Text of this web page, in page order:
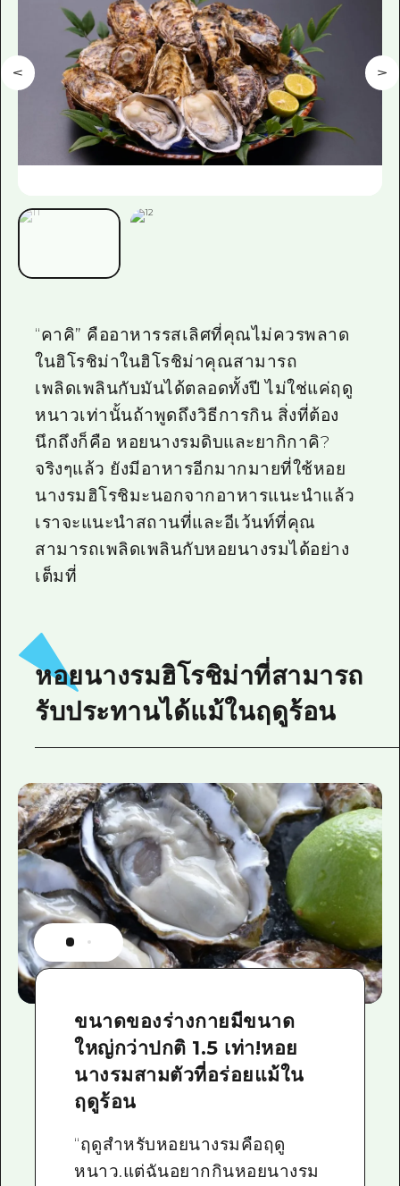
วิดีโอฮิโรชิม่า
คำถามที่พบบ่อย
ดาวน์โหลดรูปภาพ
ข้อมูลการขนส่งระหว่างเกิดภัยพิบัติ
“คาคิ” คืออาหารรสเลิศที่คุณไม่ควรพลาด
ในฮิโรชิม่าในฮิโรชิม่าคุณสามารถ
เพลิดเพลินกับมันได้ตลอดทั้งปี ไม่ใช่แค่ฤดู
หนาวเท่านั้นถ้าพูดถึงวิธีการกิน สิ่งที่ต้อง
นึกถึงก็คือ หอยนางรมดิบและยากิกาคิ?
จริงๆแล้ว ยังมีอาหารอีกมากมายที่ใช้หอย
นางรมฮิโรชิมะนอกจากอาหารแนะนำแล้ว
เราจะแนะนำสถานที่และอีเว้นท์ที่คุณ
สามารถเพลิดเพลินกับหอยนางรมได้อย่าง
เต็มที่
หอยนางรมฮิโรชิม่าที่สามารถ
รับประทานได้แม้ในฤดูร้อน
ขนาดของร่างกายมีขนาด
ใหญ่กว่าปกติ 1.5 เท่า!หอย
นางรมสามตัวที่อร่อยแม้ใน
ฤดูร้อน
“ฤดูสำหรับหอยนางรมคือฤดู
หนาว.แต่ฉันอยากกินหอยนางรม